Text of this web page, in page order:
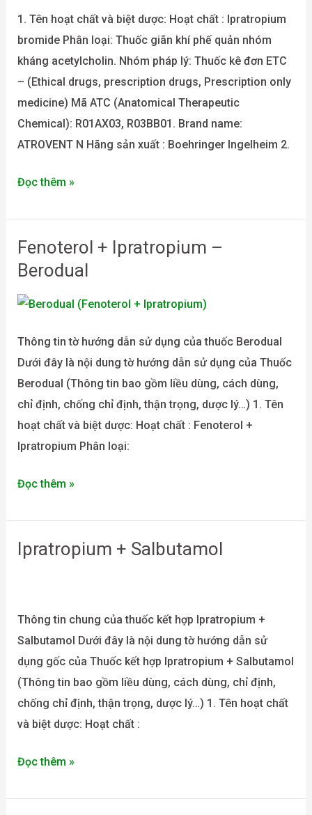
1. Tên hoạt chất và biệt dược: Hoạt chất : Ipratropium
bromide Phân loại: Thuốc giãn khí phế quản nhóm
kháng acetylcholin. Nhóm pháp lý: Thuốc kê đơn ETC
– (Ethical drugs, prescription drugs, Prescription only
medicine) Mã ATC (Anatomical Therapeutic
Chemical): R01AX03, R03BB01. Brand name:
ATROVENT N Hãng sản xuất : Boehringer Ingelheim 2.
Đọc thêm »
Fenoterol + Ipratropium –
Berodual
Thông tin tờ hướng dẫn sử dụng của thuốc Berodual
Dưới đây là nội dung tờ hướng dẫn sử dụng của Thuốc
Berodual (Thông tin bao gồm liều dùng, cách dùng,
chỉ định, chống chỉ định, thận trọng, dược lý…) 1. Tên
hoạt chất và biệt dược: Hoạt chất : Fenoterol +
Ipratropium Phân loại:
Fenoterol
+
–
Đọc thêm »
Ipratropium + Salbutamol
Thông tin chung của thuốc kết hợp Ipratropium +
Salbutamol Dưới đây là nội dung tờ hướng dẫn sử
dụng gốc của Thuốc kết hợp Ipratropium + Salbutamol
(Thông tin bao gồm liều dùng, cách dùng, chỉ định,
chống chỉ định, thận trọng, dược lý…) 1. Tên hoạt chất
và biệt dược: Hoạt chất :
Ipratropium
Đọc thêm »